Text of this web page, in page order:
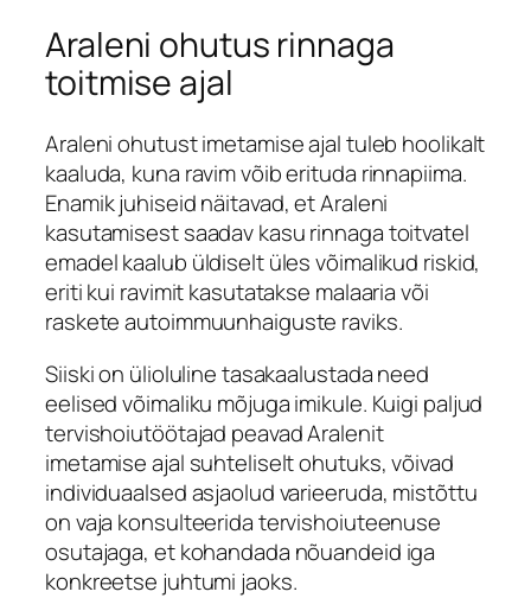
Araleni ohutus rinnaga
toitmise ajal
Araleni ohutust imetamise ajal tuleb hoolikalt
kaaluda, kuna ravim võib erituda rinnapiima.
Enamik juhiseid näitavad, et Araleni
kasutamisest saadav kasu rinnaga toitvatel
emadel kaalub üldiselt üles võimalikud riskid,
eriti kui ravimit kasutatakse malaaria või
raskete autoimmuunhaiguste raviks.
Siiski on ülioluline tasakaalustada need
eelised võimaliku mõjuga imikule. Kuigi paljud
tervishoiutöötajad peavad Aralenit
imetamise ajal suhteliselt ohutuks, võivad
individuaalsed asjaolud varieeruda, mistõttu
on vaja konsulteerida tervishoiuteenuse
osutajaga, et kohandada nõuandeid iga
konkreetse juhtumi jaoks.